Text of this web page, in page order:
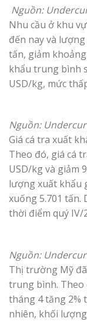
Nguồn:
Nhu cầu ở khu
đến nay và
tấn, giảm
khẩu trung bình
USD/kg, mức
Nguồn:
Giá cá tra xuất
Theo đó, giá cá
USD/kg và giảm
lượng xuất khẩu
xuống 5.701 tấn.
thời điểm quý IV/
Nguồn:
Thị trường Mỹ
trung bình.
tháng 4 tăng 2%
nhiên, khối